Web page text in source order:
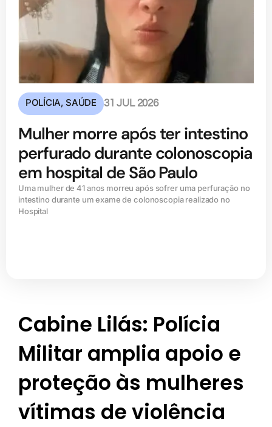
POLÍCIA,SAÚDE 31 JUL 2026
Mulher morre após ter intestino
perfurado durante colonoscopia
em hospital de São Paulo
Uma mulher de 41 anos morreu após sofrer uma perfuração no
intestino durante um exame de colonoscopia realizado no
Hospital
Cabine Lilás: Polícia
Militar amplia apoio e
proteção às mulheres
vítimas de violência